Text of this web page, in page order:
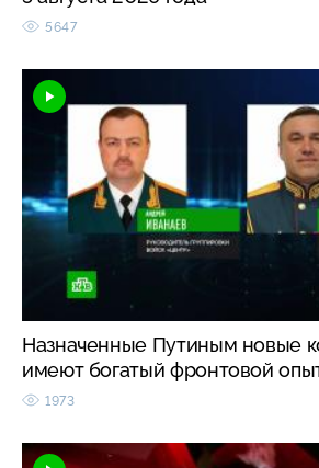
5647
Назначенные Путиным новые
имеют богатый фронтовой
1973